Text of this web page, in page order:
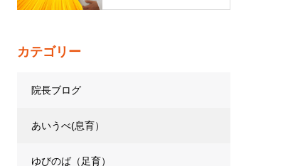
カテゴリー
院長ブログ
あいうべ(息育）
ゆびのば（足育）